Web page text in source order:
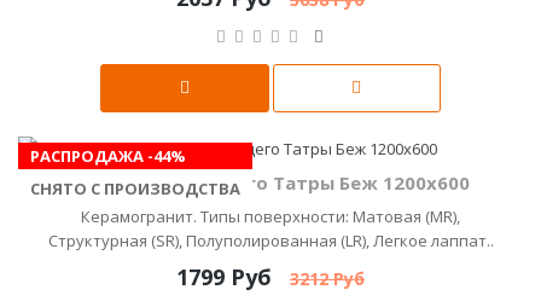
РАСПРОДАЖА -44%
СНЯТО С ПРОИЗВОДСТВА
Керамика Будущего Татры Беж 1200x600
Керамогранит. Типы поверхности: Матовая (MR),
Структурная (SR), Полуполированная (LR), Легкое лаппат..
1799 Руб 3212 Руб